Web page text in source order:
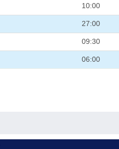
10:00
27:00
09:30
06:00